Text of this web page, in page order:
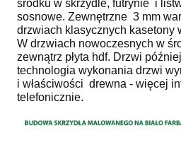
środku w skrzydle, futrynie i
sosnowe. Zewnętrzne 3 mm
drzwiach klasycznych kasetony
W drzwiach nowoczesnych w
zewnątrz płyta hdf. Drzwi
technologia wykonania drzwi
i właściwości drewna - więcej
telefonicznie.